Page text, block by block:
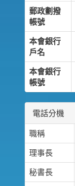
郵政劃撥
帳號
本會銀行
戶名
本會銀行
帳號
電話分機
職稱
理事長
秘書長